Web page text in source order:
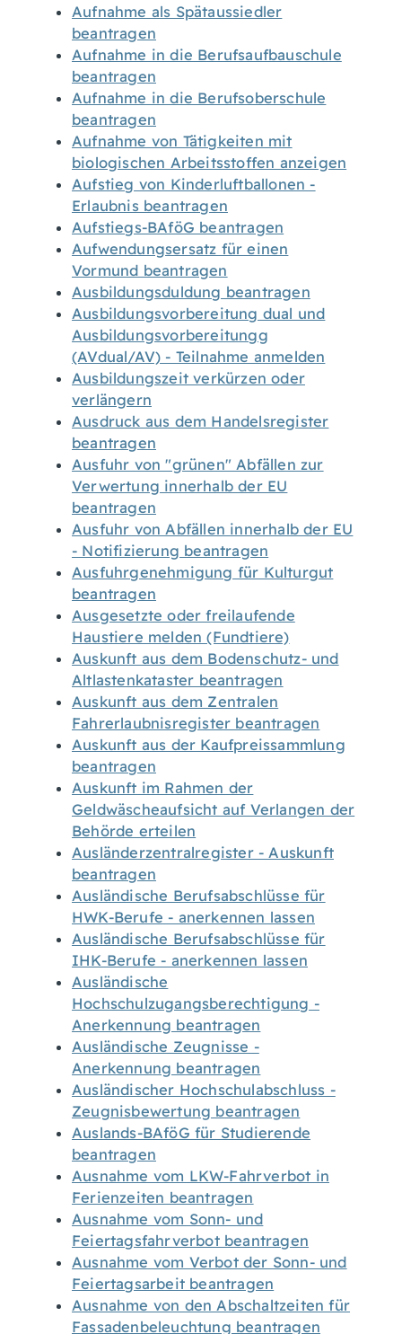
Aufnahme als Spätaussiedler
beantragen
Aufnahme in die Berufsaufbauschule
beantragen
Aufnahme in die Berufsoberschule
beantragen
Aufnahme von Tätigkeiten mit
biologischen Arbeitsstoffen anzeigen
Aufstieg von Kinderluftballonen -
Erlaubnis beantragen
Aufstiegs-BAföG beantragen
Aufwendungsersatz für einen
Vormund beantragen
Ausbildungsduldung beantragen
Ausbildungsvorbereitung dual und
Ausbildungsvorbereitungg
(AVdual/AV) - Teilnahme anmelden
Ausbildungszeit verkürzen oder
verlängern
Ausdruck aus dem Handelsregister
beantragen
Ausfuhr von "grünen" Abfällen zur
Verwertung innerhalb der EU
beantragen
Ausfuhr von Abfällen innerhalb der EU
- Notifizierung beantragen
Ausfuhrgenehmigung für Kulturgut
beantragen
Ausgesetzte oder freilaufende
Haustiere melden (Fundtiere)
Auskunft aus dem Bodenschutz- und
Altlastenkataster beantragen
Auskunft aus dem Zentralen
Fahrerlaubnisregister beantragen
Auskunft aus der Kaufpreissammlung
beantragen
Auskunft im Rahmen der
Geldwäscheaufsicht auf Verlangen der
Behörde erteilen
Ausländerzentralregister - Auskunft
beantragen
Ausländische Berufsabschlüsse für
HWK-Berufe - anerkennen lassen
Ausländische Berufsabschlüsse für
IHK-Berufe - anerkennen lassen
Ausländische
Hochschulzugangsberechtigung -
Anerkennung beantragen
Ausländische Zeugnisse -
Anerkennung beantragen
Ausländischer Hochschulabschluss -
Zeugnisbewertung beantragen
Auslands-BAföG für Studierende
beantragen
Ausnahme vom LKW-Fahrverbot in
Ferienzeiten beantragen
Ausnahme vom Sonn- und
Feiertagsfahrverbot beantragen
Ausnahme vom Verbot der Sonn- und
Feiertagsarbeit beantragen
Ausnahme von den Abschaltzeiten für
Fassadenbeleuchtung beantragen